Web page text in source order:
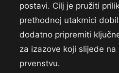
postavi. Cilj je pružiti
prethodnoj utakmici
dodatno pripremiti
za izazove koji slijede na
prvenstvu.